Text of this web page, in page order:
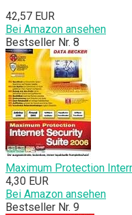
42,57 EUR
Bei Amazon ansehen
Bestseller Nr. 8
Maximum Protection
4,30 EUR
Bei Amazon ansehen
Bestseller Nr. 9